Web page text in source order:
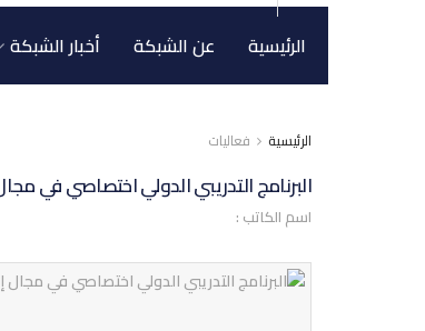
الرئيسية عن الشبكة أخبار الشبكة
الرئيسية فعاليات
البرنامج التدريبي الدولي اختصاصي في
اسم الكاتب :